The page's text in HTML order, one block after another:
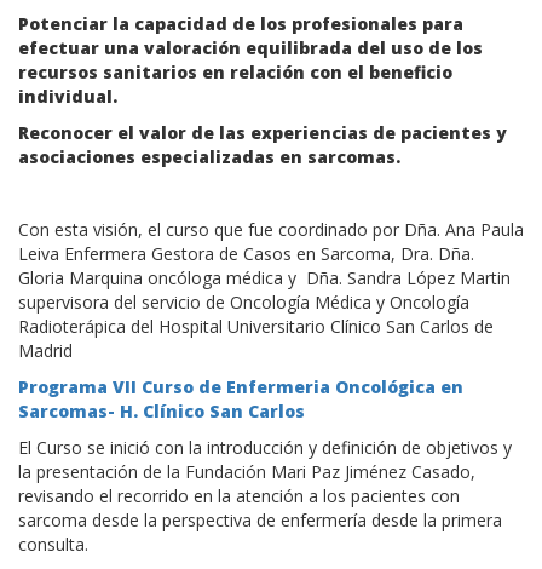
Potenciar la capacidad de los profesionales para
efectuar una valoración equilibrada del uso de los
recursos sanitarios en relación con el beneficio
individual.
Reconocer el valor de las experiencias de pacientes y
asociaciones especializadas en sarcomas.
Con esta visión, el curso que fue coordinado por Dña. Ana Paula
Leiva Enfermera Gestora de Casos en Sarcoma, Dra. Dña.
Gloria Marquina oncóloga médica y Dña. Sandra López Martin
supervisora del servicio de Oncología Médica y Oncología
Radioterápica del Hospital Universitario Clínico San Carlos de
Madrid
Programa VII Curso de Enfermeria Oncológica en
Sarcomas- H. Clínico San Carlos
El Curso se inició con la introducción y definición de objetivos y
la presentación de la Fundación Mari Paz Jiménez Casado,
revisando el recorrido en la atención a los pacientes con
sarcoma desde la perspectiva de enfermería desde la primera
consulta.